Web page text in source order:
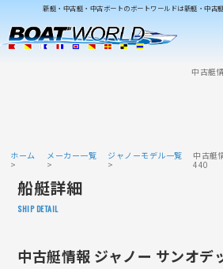
新艇・中古艇・中古ボートのボートワールドは新艇・中古
中古艇
ホーム メーカー一覧 ジャノーモデル一覧
中古艇
440
船艇詳細
SHIP DETAIL
中古艇情報 ジャノー サンオデ